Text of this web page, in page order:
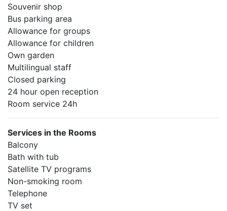
Souvenir shop
Bus parking area
Allowance for groups
Allowance for children
Own garden
Multilingual staff
Closed parking
24 hour open reception
Room service 24h
Services in the Rooms
Balcony
Bath with tub
Satellite TV programs
Non-smoking room
Telephone
TV set